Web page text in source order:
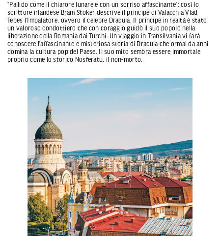
"Pallido come il chiarore lunare e con un sorriso affascinante”: così lo
scrittore irlandese Bram Stoker descrive il principe di Valacchia Vlad
Tepes l’Impalatore, ovvero il celebre Dracula. Il principe in realtà è stato
un valoroso condottiero che con coraggio guidò il suo popolo nella
liberazione della Romania dai Turchi. Un viaggio in Transilvania vi farà
conoscere l’affascinante e misteriosa storia di Dracula che ormai da anni
domina la cultura pop del Paese. Il suo mito sembra essere immortale
proprio come lo storico Nosferatu, il non-morto.